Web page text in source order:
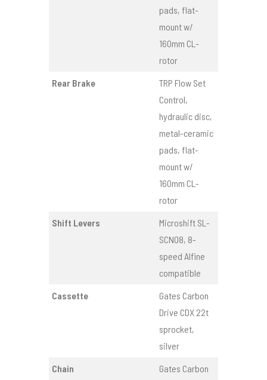
pads, flat-
mount w/
160mm CL-
rotor
Rear Brake
TRP Flow Set
Control,
hydraulic disc,
metal-ceramic
pads, flat-
mount w/
160mm CL-
rotor
Shift Levers
Microshift SL-
SCN08, 8-
speed Alfine
compatible
Cassette
Gates Carbon
Drive CDX 22t
sprocket,
silver
Chain
Gates Carbon